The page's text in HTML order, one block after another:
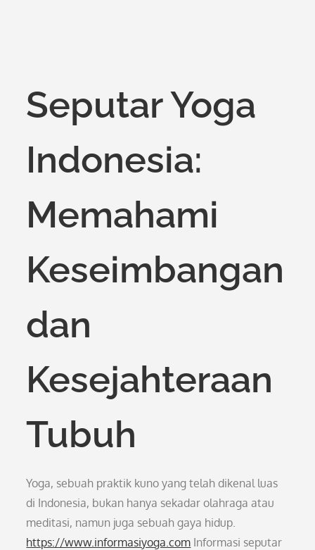
Seputar Yoga
Indonesia:
Memahami
Keseimbangan
dan
Kesejahteraan
Tubuh
Yoga, sebuah praktik kuno yang telah dikenal luas
di Indonesia, bukan hanya sekadar olahraga atau
meditasi, namun juga sebuah gaya hidup.
https://www.informasiyoga.com Informasi seputar